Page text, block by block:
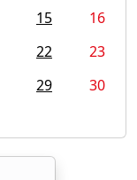
15
16
22
23
29
30